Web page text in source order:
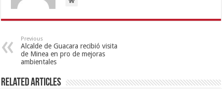
Previous
Alcalde de Guacara recibió visita
de Minea en pro de mejoras
ambientales
Related Articles